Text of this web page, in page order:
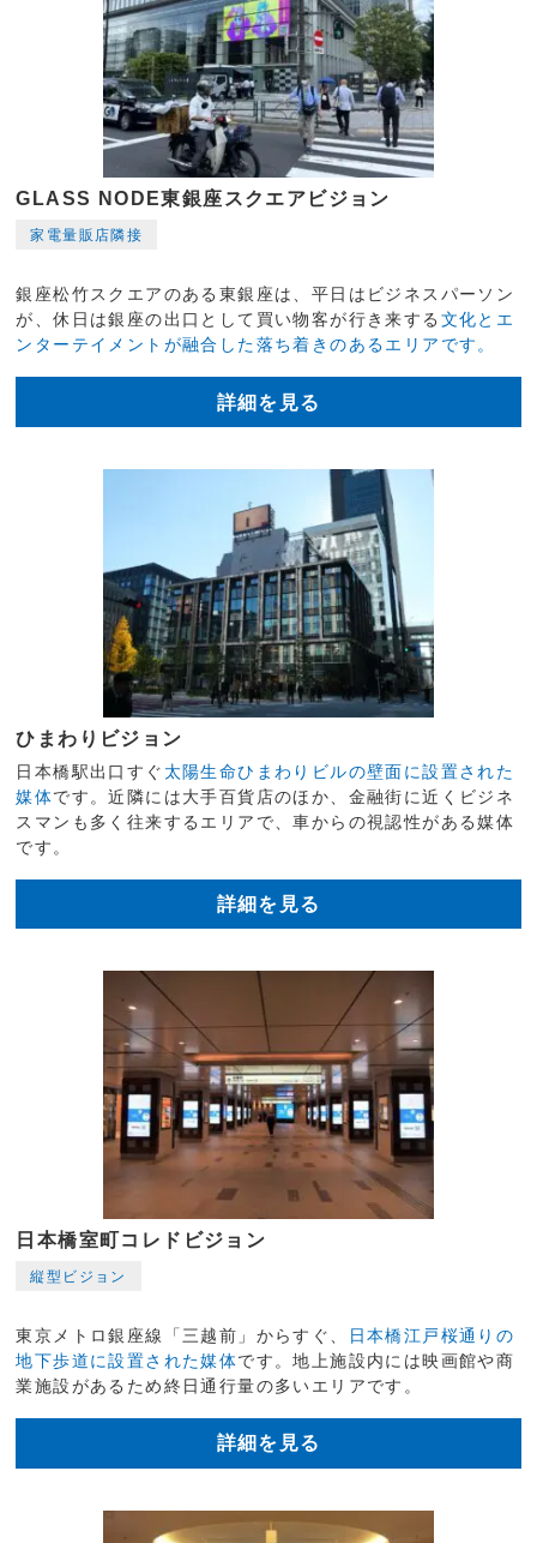
GLASS NODE東銀座スクエアビジョン
家電量販店隣接
銀座松竹スクエアのある東銀座は、平日はビジネスパーソン
が、休日は銀座の出口として買い物客が行き来する 文化とエ
ンターテイメントが融合した落ち着きのあるエリアです。
詳細を見る
ひまわりビジョン
日本橋駅出口すぐ 太陽生命ひまわりビルの壁面に設置された
媒体です。近隣には大手百貨店のほか、金融街に近くビジネ
スマンも多く往来するエリアで、車からの視認性がある媒体
です。
詳細を見る
日本橋室町コレドビジョン
縦型ビジョン
東京メトロ銀座線「三越前」からすぐ、
日本橋江戸桜通りの
地下歩道に設置された媒体です。地上施設内には映画館や商
業施設があるため終日通行量の多いエリアです。
詳細を見る